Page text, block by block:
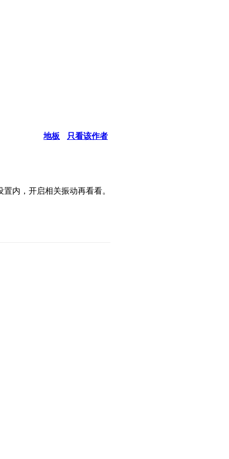
地板 只看该作者
内，开启相关振动再看看。